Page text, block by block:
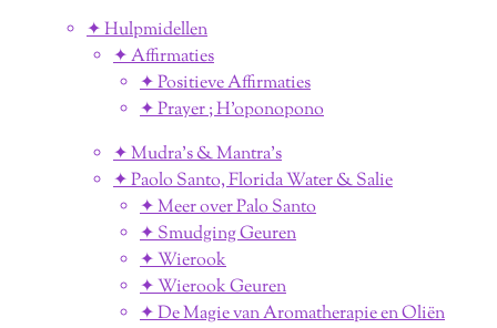
✦ Hulpmidellen
✦ Affirmaties
✦ Positieve Affirmaties
✦ Prayer ; H'oponopono
✦ Mudra's & Mantra's
✦ Paolo Santo, Florida Water & Salie
✦ Meer over Palo Santo
✦ Smudging Geuren
✦ Wierook
✦ Wierook Geuren
✦ De Magie van Aromatherapie en Oliën